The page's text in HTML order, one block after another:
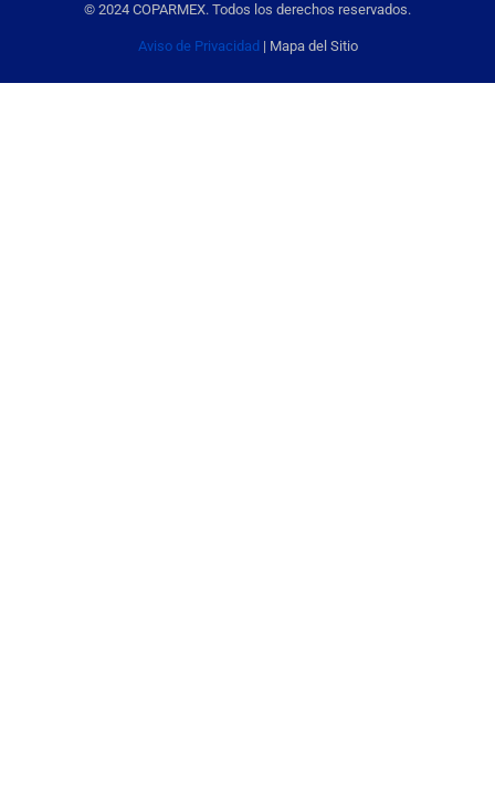
© 2024 COPARMEX. Todos los derechos reservados.
Aviso de Privacidad | Mapa del Sitio